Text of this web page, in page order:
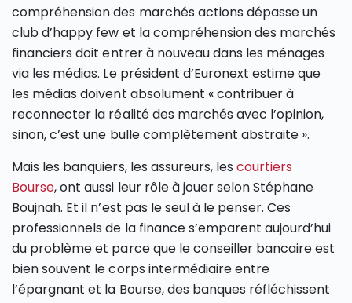
compréhension des marchés actions dépasse un
club d’happy few et la compréhension des marchés
financiers doit entrer à nouveau dans les ménages
via les médias. Le président d’Euronext estime que
les médias doivent absolument « contribuer à
reconnecter la réalité des marchés avec l’opinion,
sinon, c’est une bulle complètement abstraite ».
Mais les banquiers, les assureurs, lescourtiers
Bourse, ont aussi leur rôle à jouer selon Stéphane
Boujnah. Et il n’est pas le seul à le penser. Ces
professionnels de la finance s’emparent aujourd’hui
du problème et parce que le conseiller bancaire est
bien souvent le corps intermédiaire entre
l’épargnant et la Bourse, des banques réfléchissent